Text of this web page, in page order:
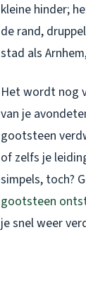
kleine hinder;
de rand,
stad als
Het wordt nog
van je
gootsteen
of zelfs je
simpels, toch?
gootsteen
je snel weer